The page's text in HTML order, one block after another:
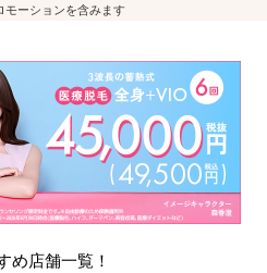
モーションを含みます
め店舗一覧！